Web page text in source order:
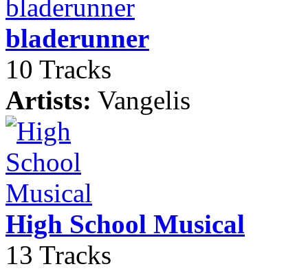
bladerunner
10 Tracks
Artists: Vangelis
High School Musical
13 Tracks